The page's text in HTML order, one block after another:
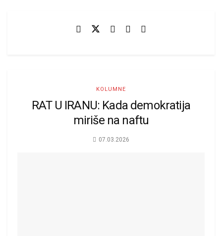
KOLUMNE
RAT U IRANU: Kada demokratija
miriše na naftu
07.03.2026